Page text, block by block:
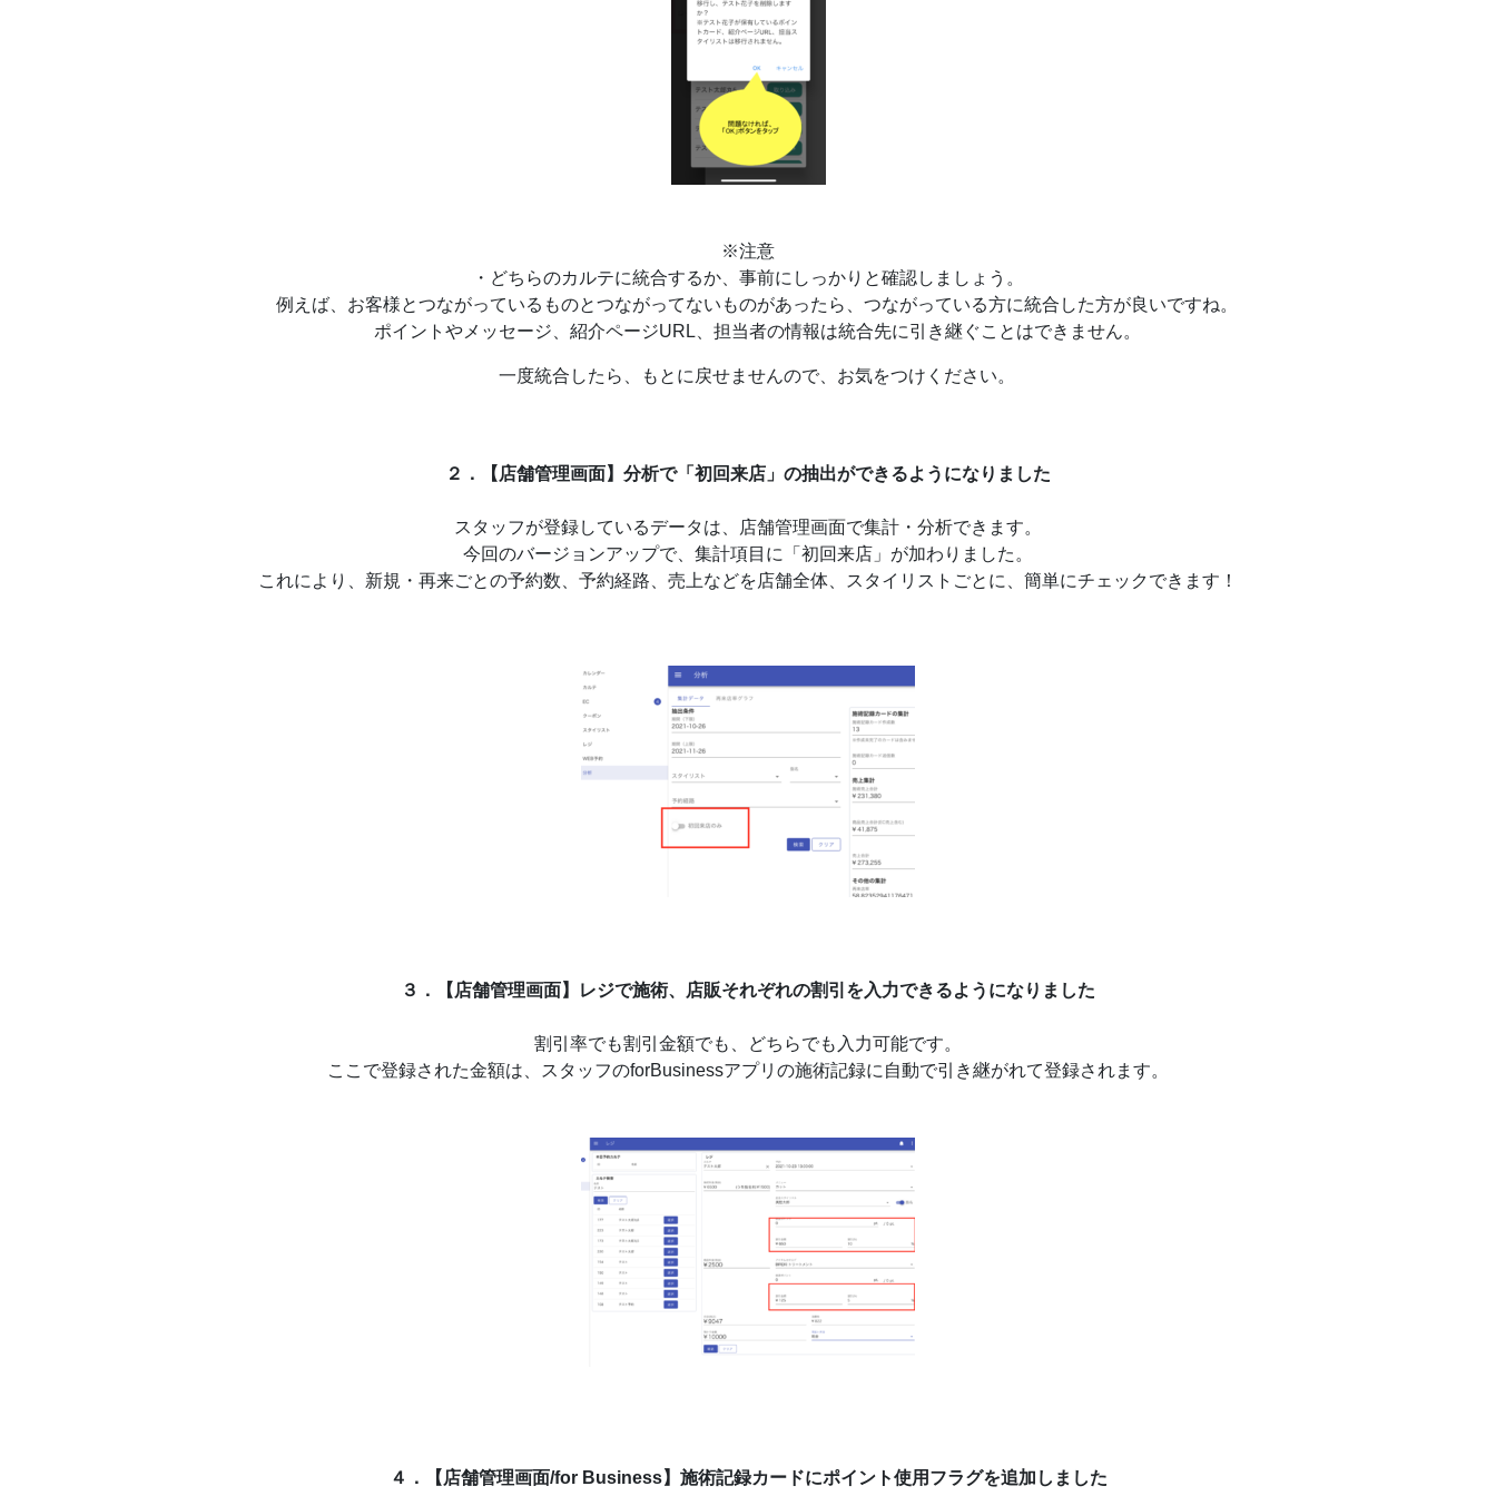
※注意
・どちらのカルテに統合するか、事前にしっかりと確認しましょう。
例えば、お客様とつながっているものとつながってないものがあったら、つながっている方に統合した方が良いですね。
ポイントやメッセージ、紹介ページURL、担当者の情報は統合先に引き継ぐことはできません。
一度統合したら、もとに戻せませんので、お気をつけください。
２．【店舗管理画面】分析で「初回来店」の抽出ができるようになりました
スタッフが登録しているデータは、店舗管理画面で集計・分析できます。
今回のバージョンアップで、集計項目に「初回来店」が加わりました。
これにより、新規・再来ごとの予約数、予約経路、売上などを店舗全体、スタイリストごとに、簡単にチェックできます！
３．【店舗管理画面】レジで施術、店販それぞれの割引を入力できるようになりました
割引率でも割引金額でも、どちらでも入力可能です。
ここで登録された金額は、スタッフのforBusinessアプリの施術記録に自動で引き継がれて登録されます。
４．【店舗管理画面/for Business】施術記録カードにポイント使用フラグを追加しました